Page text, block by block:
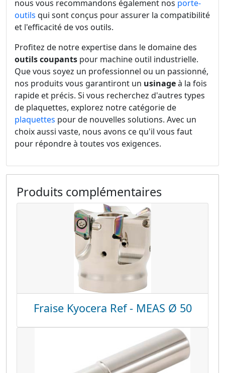
nous vous recommandons également nos porte-
outils qui sont conçus pour assurer la compatibilité
et l'efficacité de vos outils.
Profitez de notre expertise dans le domaine des
outils coupants pour machine outil industrielle.
Que vous soyez un professionnel ou un passionné,
nos produits vous garantiront un usinageà la fois
rapide et précis. Si vous recherchez d'autres types
de plaquettes, explorez notre catégorie de
plaquettes pour de nouvelles solutions. Avec un
choix aussi vaste, nous avons ce qu'il vous faut
pour répondre à toutes vos exigences.
Produits complémentaires
Fraise Kyocera Ref - MEAS Ø 50